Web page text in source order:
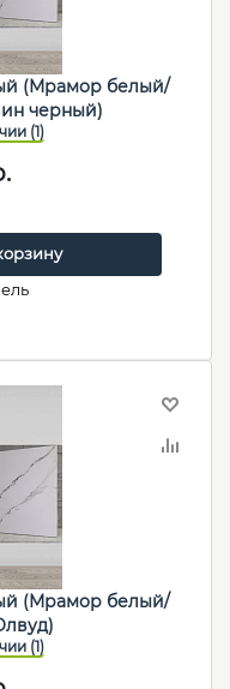
(Мрамор белый/
черный)
(Мрамор белый/